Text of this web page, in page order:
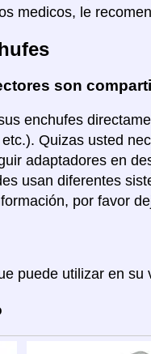
medicos, le
son
enchufes
Quizas usted
adaptadores en
usan diferentes
por favor
puede utilizar en su